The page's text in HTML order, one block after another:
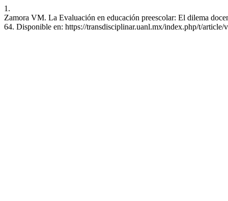
1.
Zamora VM. La Evaluación en educación preescolar: El dilema
64. Disponible en: https://transdisciplinar.uanl.mx/index.php/t/article/